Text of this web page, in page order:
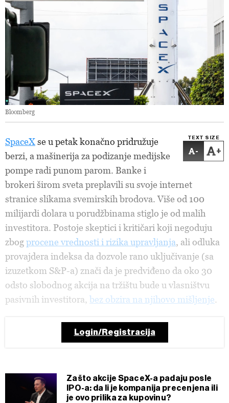
Bloomberg
TEXT SIZE
- +
SpaceXse u petak konačno pridružuje
berzi, a mašinerija za podizanje medijske
pompe radi punom parom. Banke i
brokeri širom sveta preplavili su svoje internet
stranice slikama svemirskih brodova. Više od 100
milijardi dolara u porudžbinama stiglo je od malih
investitora. Postoje skeptici i kritičari koji negoduju
zbogprocene vrednosti i rizika upravljanja, ali odluka
provajdera indeksa da dozvole rano uključivanje (sa
izuzetkom S&P-a) znači da je predviđeno da oko 30
odsto slobodnog akcija na tržištu bude u vlasništvu
pasivnih investitora, bez obzira na njihovo mišljenje.
Login/Registracija
Zašto akcije SpaceX-a padaju posle
IPO-a: da li je kompanija precenjena ili
je ovo prilika za kupovinu?